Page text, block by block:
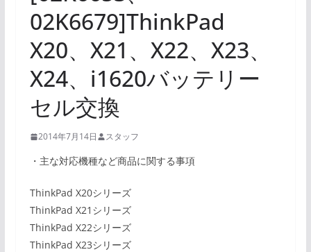
02K6679]ThinkPad
X20、X21、X22、X23、
X24、i1620バッテリー
セル交換
2014年7月14日 スタッフ
・主な対応機種など商品に関する事項
ThinkPad X20シリーズ
ThinkPad X21シリーズ
ThinkPad X22シリーズ
ThinkPad X23シリーズ